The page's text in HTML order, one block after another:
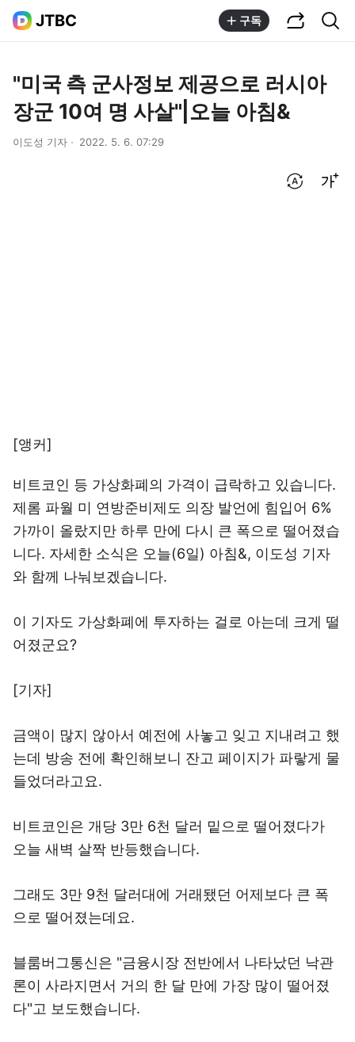
JTBC 구독
"미국 측 군사정보 제공으로 러시아
장군 10여 명 사살"|오늘 아침&
이도성 기자 2022. 5. 6. 07:29
[앵커]
비트코인 등 가상화폐의 가격이 급락하고 있습니다.
제롬 파월 미 연방준비제도 의장 발언에 힘입어 6%
가까이 올랐지만 하루 만에 다시 큰 폭으로 떨어졌습
니다. 자세한 소식은 오늘(6일) 아침&, 이도성 기자
와 함께 나눠보겠습니다.
이 기자도 가상화폐에 투자하는 걸로 아는데 크게 떨
어졌군요?
[기자]
금액이 많지 않아서 예전에 사놓고 잊고 지내려고 했
는데 방송 전에 확인해보니 잔고 페이지가 파랗게 물
들었더라고요.
비트코인은 개당 3만 6천 달러 밑으로 떨어졌다가
오늘 새벽 살짝 반등했습니다.
그래도 3만 9천 달러대에 거래됐던 어제보다 큰 폭
으로 떨어졌는데요.
블룸버그통신은 "금융시장 전반에서 나타났던 낙관
론이 사라지면서 거의 한 달 만에 가장 많이 떨어졌
다"고 보도했습니다.